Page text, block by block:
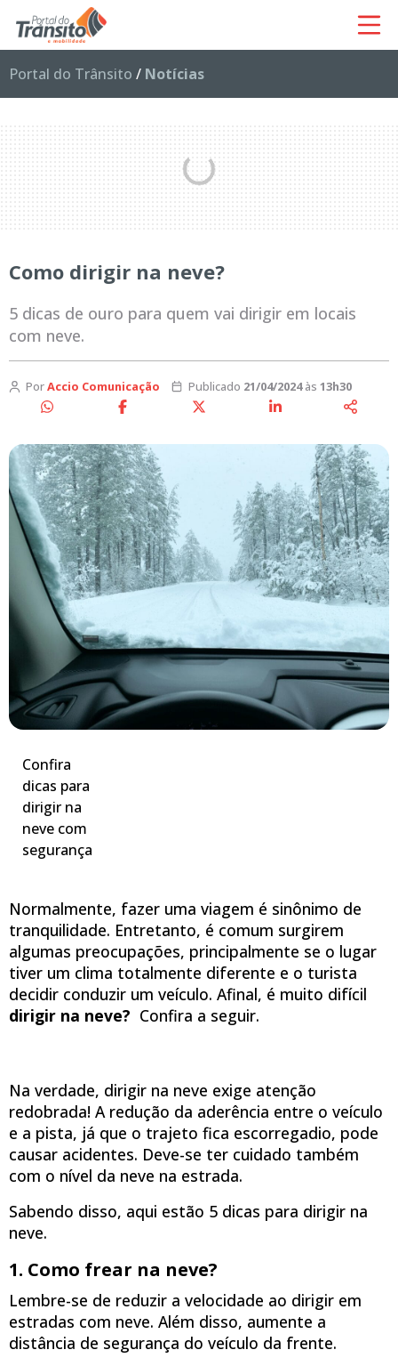
Portal do Trânsito / Notícias
Como dirigir na neve?
5 dicas de ouro para quem vai dirigir em locais
com neve.
PorAccio Comunicação Publicado 21/04/2024às 13h30
Confira
dicas para
dirigir na
neve com
segurança
Normalmente, fazer uma viagem é sinônimo de
tranquilidade. Entretanto, é comum surgirem
algumas preocupações, principalmente se o lugar
tiver um clima totalmente diferente e o turista
decidir conduzir um veículo. Afinal, é muito difícil
dirigir na neve? Confira a seguir.
Na verdade, dirigir na neve exige atenção
redobrada! A redução da aderência entre o veículo
e a pista, já que o trajeto fica escorregadio, pode
causar acidentes. Deve-se ter cuidado também
com o nível da neve na estrada.
Sabendo disso, aqui estão 5 dicas para dirigir na
neve.
1. Como frear na neve?
Lembre-se de reduzir a velocidade ao dirigir em
estradas com neve. Além disso, aumente a
distância de segurança do veículo da frente.